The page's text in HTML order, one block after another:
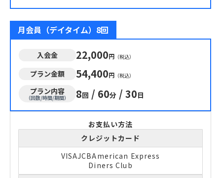
月会員（デイタイム）8回
入会金 22,000円 （税込）
プラン金額 54,400円 （税込）
プラン内容
（回数/時間/期間） 8回 / 60分 / 30日
お支払い方法
クレジットカード
VISAJCBAmerican Express
Diners Club